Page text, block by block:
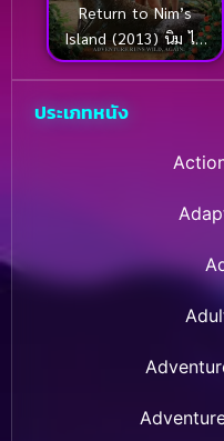
Return to Nim’s
Island (2013) นิม ไอ
แลนด์ 2 ผจญภัยเกาะ
ประเภทหนัง